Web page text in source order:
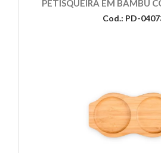
PETISQUEIRA EM BAMBU
Cod.: PD-